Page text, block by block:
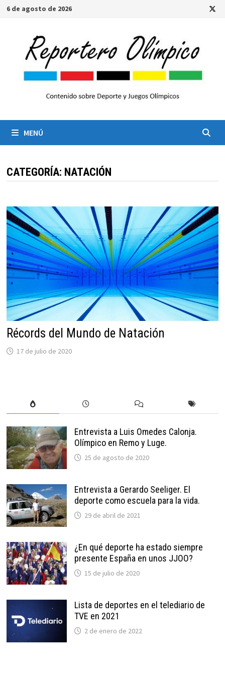
Saltar
contenido
6 de agosto de 2026
MENÚ
CATEGORÍA: NATACIÓN
Récords del Mundo de Natación
17 de julio de 2020
Entrevista a Luis Omedes Calonja.
Olímpico en Remo y Luge.
25 de agosto de 2020
Entrevista a Gerardo Seeliger. El
deporte como escuela para la vida.
29 de abril de 2021
¿En qué deporte ha estado siempre
presente España en unos JJOO?
15 de julio de 2020
Lista de deportes en el telediario de
TVE en 2021
2 de enero de 2022